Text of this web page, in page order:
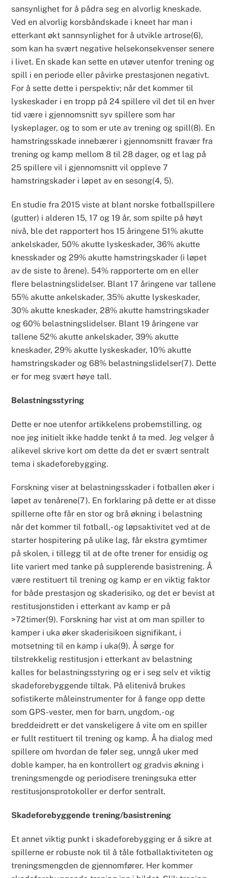
sansynlighet for å pådra seg en alvorlig kneskade.
Ved en alvorlig korsbåndskade i kneet har man i
etterkant økt sannsynlighet for å utvikle artrose(6),
som kan ha svært negative helsekonsekvenser senere
i livet. En skade kan sette en utøver utenfor trening og
spill i en periode eller påvirke prestasjonen negativt.
For å sette dette i perspektiv; når det kommer til
lyskeskader i en tropp på 24 spillere vil det til en hver
tid være i gjennomsnitt syv spillere som har
lyskeplager, og to som er ute av trening og spill(8). En
hamstringsskade innebærer i gjennomsnitt fravær fra
trening og kamp mellom 8 til 28 dager, og et lag på
25 spillere vil i gjennomsnitt vil oppleve 7
hamstringskader i løpet av en sesong(4, 5).
En studie fra 2015 viste at blant norske fotballspillere
(gutter) i alderen 15, 17 og 19 år, som spilte på høyt
nivå, ble det rapportert hos 15 åringene 51% akutte
ankelskader, 50% akutte lyskeskader, 36% akutte
knesskader og 29% akutte hamstringskader (i løpet
av de siste to årene). 54% rapporterte om en eller
flere belastningslidelser. Blant 17 åringene var tallene
55% akutte ankelskader, 35% akutte lyskeskader,
30% akutte kneskader, 28% akutte hamstringskader
og 60% belastningslidelser. Blant 19 åringene var
tallene 52% akutte ankelskader, 39% akutte
kneskader, 29% akutte lyskeskader, 10% akutte
hamstringskader og 68% belastningslidelser(7). Dette
er for meg svært høye tall.
Belastningsstyring
Dette er noe utenfor artikkelens probemstilling, og
noe jeg initielt ikke hadde tenkt å ta med. Jeg velger å
alikevel skrive kort om dette da det er svært sentralt
tema i skadeforebygging.
Forskning viser at belastningsskader i fotballen øker i
løpet av tenårene(7). En forklaring på dette er at disse
spillerne ofte får en stor og brå økning i belastning
når det kommer til fotball,- og løpsaktivitet ved at de
starter hospitering på ulike lag, får ekstra gymtimer
på skolen, i tillegg til at de ofte trener for ensidig og
lite variert med tanke på supplerende basistrening. Å
være restituert til trening og kamp er en viktig faktor
for både prestasjon og skaderisiko, og det er bevist at
restitusjonstiden i etterkant av kamp er på
>72timer(9). Forskning har vist at om man spiller to
kamper i uka øker skaderisikoen signifikant, i
motsetning til en kamp i uka(9). Å sørge for
tilstrekkelig restitusjon i etterkant av belastning
kalles for belastningsstyring og er i seg selv et viktig
skadeforebyggende tiltak. På elitenivå brukes
sofistikerte måleinstrumenter for å fange opp dette
som GPS-vester, men for barn, ungdom,- og
breddeidrett er det vanskeligere å vite om en spiller
er fullt restituert til trening og kamp. Å ha dialog med
spillere om hvordan de føler seg, unngå uker med
doble kamper, ha en kontrollert og gradvis økning i
treningsmengde og periodisere treningsuka etter
restitusjonsprotokoller er derfor sentralt.
Skadeforebyggende trening/basistrening
Et annet viktig punkt i skadeforebygging er å sikre at
spillerne er robuste nok til å tåle fotballaktiviteten og
treningsmengden de gjennomfører. Her kommer